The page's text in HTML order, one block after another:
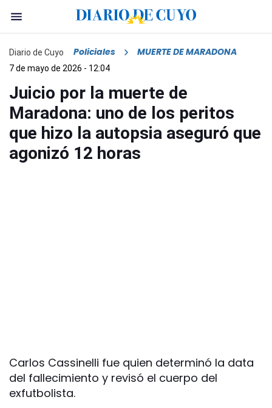
Diario de Cuyo Policiales MUERTE DE MARADONA
7 de mayo de 2026 - 12:04
Juicio por la muerte de
Maradona: uno de los peritos
que hizo la autopsia aseguró que
agonizó 12 horas
Carlos Cassinelli fue quien determinó la data
del fallecimiento y revisó el cuerpo del
exfutbolista.